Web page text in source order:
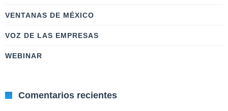
VENTANAS DE MÉXICO
VOZ DE LAS EMPRESAS
WEBINAR
Comentarios recientes